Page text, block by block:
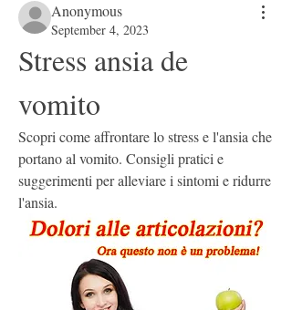
Anonymous
September 4, 2023
Stress ansia de
vomito
Scopri come affrontare lo stress e l'ansia che
portano al vomito. Consigli pratici e
suggerimenti per alleviare i sintomi e ridurre
l'ansia.